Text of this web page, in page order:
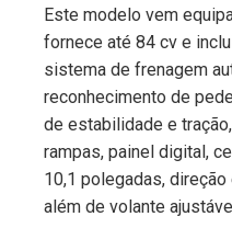
Este modelo vem
fornece até 84 cv e
sistema de frenagem
reconhecimento de
de estabilidade e
rampas, painel digital,
10,1 polegadas,
além de volante